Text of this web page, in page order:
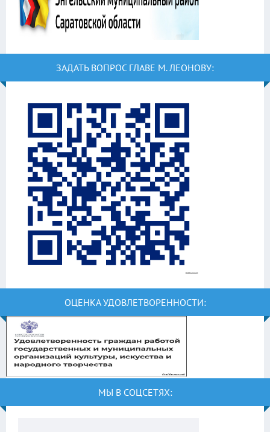
ЗАДАТЬ ВОПРОС ГЛАВЕ М. ЛЕОНОВУ:
ОЦЕНКА УДОВЛЕТВОРЕННОСТИ:
МЫ В СОЦСЕТЯХ: